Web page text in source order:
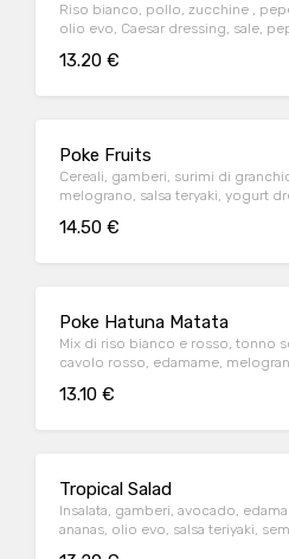
Riso bianco, pollo, zucchine ,
olio evo, Caesar dressing, sale,
13.20 €
Poke Fruits
Cereali, gamberi, surimi di
melograno, salsa teryaki, yogurt
14.50 €
Poke Hatuna Matata
Mix di riso bianco e rosso, tonno
cavolo rosso, edamame,
13.10 €
Tropical Salad
Insalata, gamberi, avocado,
ananas, olio evo, salsa teriyaki,